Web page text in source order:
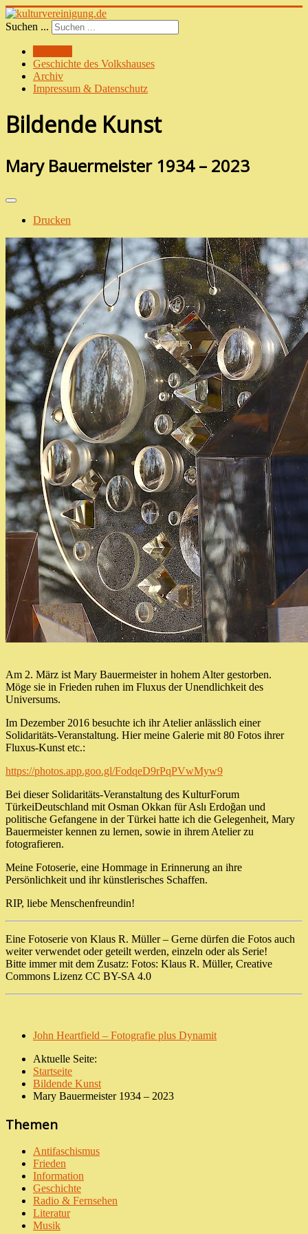
Suchen ...
Geschichte des Volkshauses
Archiv
Impressum & Datenschutz
Bildende Kunst
Mary Bauermeister 1934 – 2023
Drucken
Am 2. März ist Mary Bauermeister in hohem Alter gestorben.
Möge sie in Frieden ruhen im Fluxus der Unendlichkeit des
Universums.
Im Dezember 2016 besuchte ich ihr Atelier anlässlich einer
Solidaritäts-Veranstaltung. Hier meine Galerie mit 80 Fotos ihrer
Fluxus-Kunst etc.:
https://photos.app.goo.gl/FodqeD9rPqPVwMyw9
Bei dieser Solidaritäts-Veranstaltung des KulturForum
TürkeiDeutschland mit Osman Okkan für Aslı Erdoğan und
politische Gefangene in der Türkei hatte ich die Gelegenheit, Mary
Bauermeister kennen zu lernen, sowie in ihrem Atelier zu
fotografieren.
Meine Fotoserie, eine Hommage in Erinnerung an ihre
Persönlichkeit und ihr künstlerisches Schaffen.
RIP, liebe Menschenfreundin!
Eine Fotoserie von Klaus R. Müller – Gerne dürfen die Fotos auch
weiter verwendet oder geteilt werden, einzeln oder als Serie!
Bitte immer mit dem Zusatz: Fotos: Klaus R. Müller, Creative
Commons Lizenz CC BY-SA 4.0
John Heartfield – Fotografie plus Dynamit
Aktuelle Seite:
Startseite
Bildende Kunst
Mary Bauermeister 1934 – 2023
Themen
Antifaschismus
Frieden
Information
Geschichte
Radio & Fernsehen
Literatur
Musik